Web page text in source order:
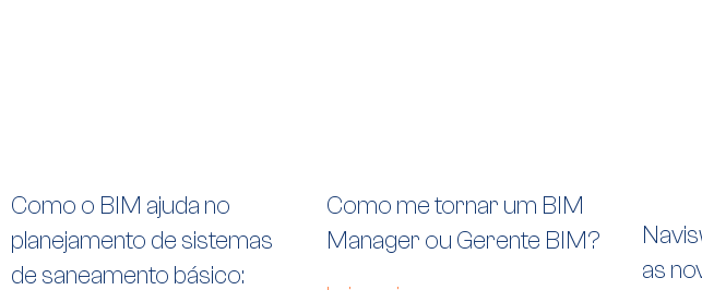
Como o BIM ajuda no
planejamento de sistemas
de saneamento básico:
Como me tornar um BIM
Manager ou Gerente BIM?
as